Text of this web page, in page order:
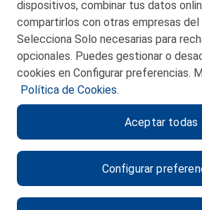
CONTACTO
POLITICA DE PRIVACIDAD
AVISO LEGAL
POLITICA DE COOKIES
dispositivos, combinar tus datos
compartirlos con otras empresas del
Selecciona Solo necesarias para
opcionales. Puedes gestionar o
cookies en Configurar preferencias.
Política de Cookies.
Configurar
Aceptar todas